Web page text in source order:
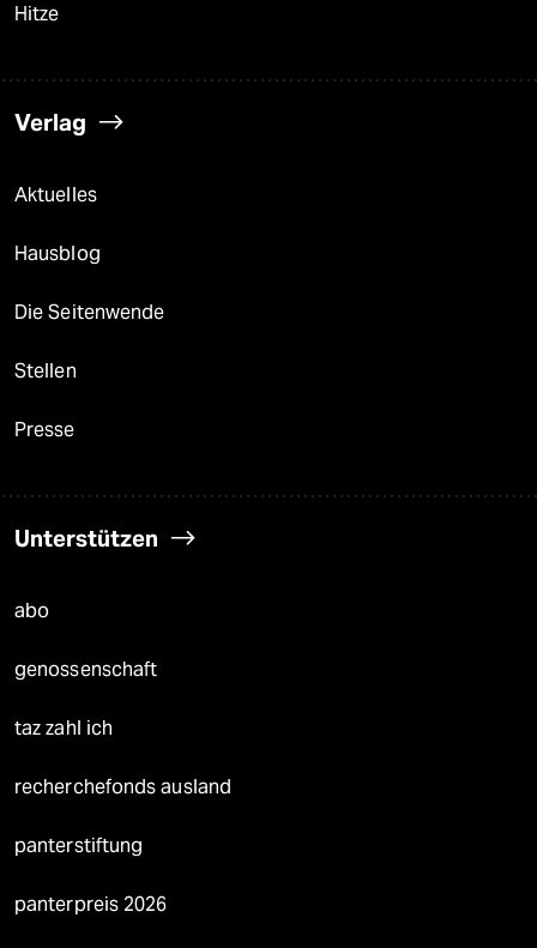
Hitze
Verlag
Aktuelles
Hausblog
Die Seitenwende
Stellen
Presse
Unterstützen
abo
genossenschaft
taz zahl ich
recherchefonds ausland
panterstiftung
panterpreis 2026